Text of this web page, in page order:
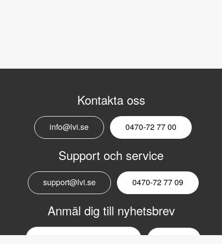
Kontakta oss
info@lvi.se 0470-72 77 00
Support och service
support@lvi.se 0470-72 77 09
Anmäl dig till nyhetsbrev
Email